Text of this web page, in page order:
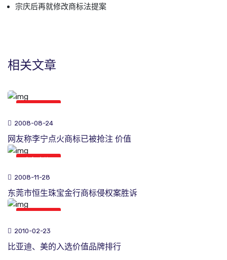
宗庆后再就修改商标法提案
相关文章
2008-08-24
网友称李宁点火商标已被抢注 价值
2008-11-28
东莞市恒生珠宝金行商标侵权案胜诉
2010-02-23
比亚迪、美的入选价值品牌排行